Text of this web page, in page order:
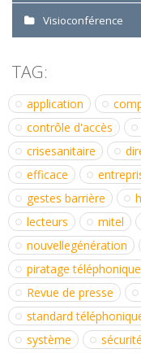
Visioconférence
TAG:
application
contrôle d'accès
crisesanitaire
efficace
gestes barrière
lecteurs
mitel
nouvellegénération
piratage téléphonique
Revue de presse
standard
système
sécurité